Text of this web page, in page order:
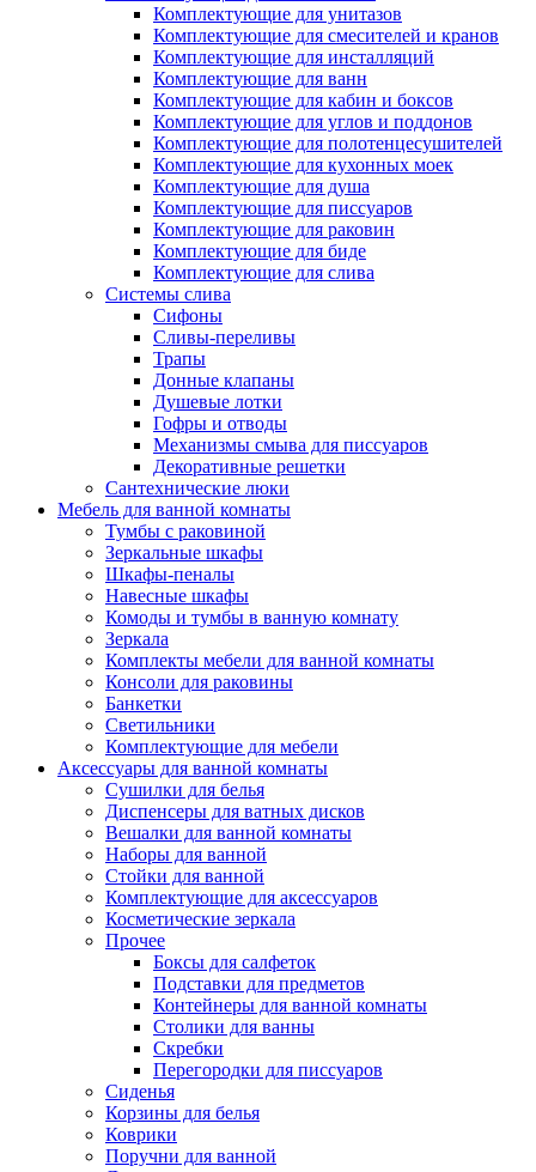
Комплектующие для унитазов
Комплектующие для смесителей и кранов
Комплектующие для инсталляций
Комплектующие для ванн
Комплектующие для кабин и боксов
Комплектующие для углов и поддонов
Комплектующие для полотенцесушителей
Комплектующие для кухонных моек
Комплектующие для душа
Комплектующие для писсуаров
Комплектующие для раковин
Комплектующие для биде
Комплектующие для слива
Системы слива
Сифоны
Сливы-переливы
Трапы
Донные клапаны
Душевые лотки
Гофры и отводы
Механизмы смыва для писсуаров
Декоративные решетки
Сантехнические люки
Мебель для ванной комнаты
Тумбы с раковиной
Зеркальные шкафы
Шкафы-пеналы
Навесные шкафы
Комоды и тумбы в ванную комнату
Зеркала
Комплекты мебели для ванной комнаты
Консоли для раковины
Банкетки
Светильники
Комплектующие для мебели
Аксессуары для ванной комнаты
Сушилки для белья
Диспенсеры для ватных дисков
Вешалки для ванной комнаты
Наборы для ванной
Стойки для ванной
Комплектующие для аксессуаров
Косметические зеркала
Прочее
Боксы для салфеток
Подставки для предметов
Контейнеры для ванной комнаты
Столики для ванны
Скребки
Перегородки для писсуаров
Сиденья
Корзины для белья
Коврики
Поручни для ванной